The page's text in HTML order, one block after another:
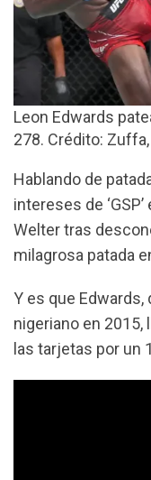
Leon Edwards
278. Crédito: Zuffa,
Hablando de
intereses de
Welter tras
milagrosa patada
Y es que Edwards,
nigeriano en 2015,
las tarjetas por un